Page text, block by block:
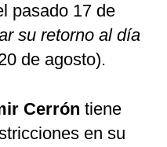
pasado 17 de
su retorno al día
de agosto).
Cerrón tiene
en su